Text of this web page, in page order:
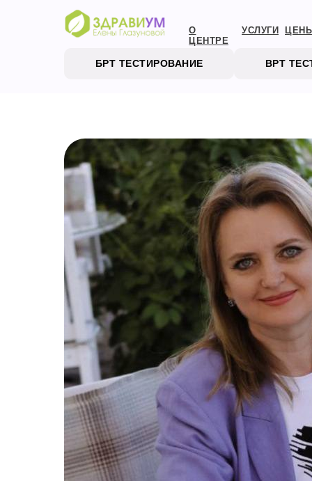
О
ЦЕНТРЕ
УСЛУГИ
БРТ ТЕСТИРОВАНИЕ ВРТ